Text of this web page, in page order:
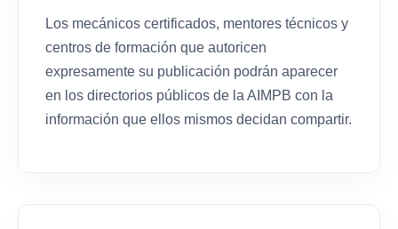
Los mecánicos certificados, mentores técnicos y
centros de formación que autoricen
expresamente su publicación podrán aparecer
en los directorios públicos de la AIMPB con la
información que ellos mismos decidan compartir.